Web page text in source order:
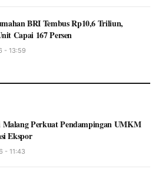
BRI Tembus Rp10,6 Triliun,
Capai 167 Persen
- 13:59
Malang Perkuat Pendampingan UMKM
Ekspor
- 11:43